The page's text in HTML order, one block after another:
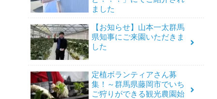
ました
【お知らせ】山本一太群馬
県知事にご来園いただきま
した
定植ボランティアさん募
集！～群馬県藤岡市でいち
ご狩りができる観光農園始